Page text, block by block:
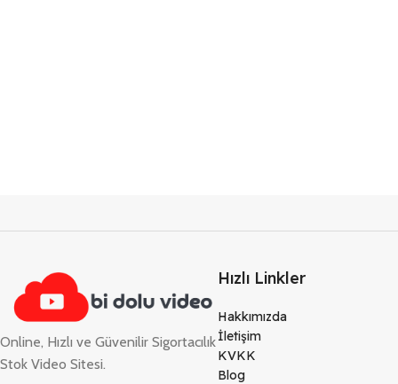
Online, Hızlı ve Güvenilir Sigortacılık
Stok Video Sitesi.
Hızlı Linkler
Hakkımızda
İletişim
KVKK
Blog